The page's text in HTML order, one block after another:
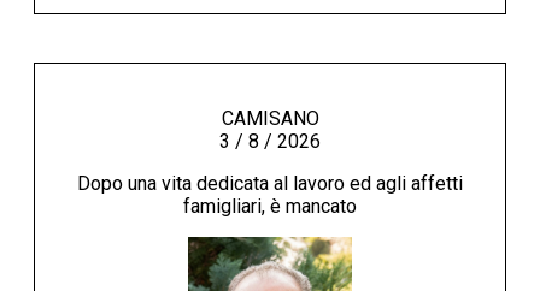
CAMISANO
3 / 8 / 2026
Dopo una vita dedicata al lavoro ed agli affetti
famigliari, è mancato